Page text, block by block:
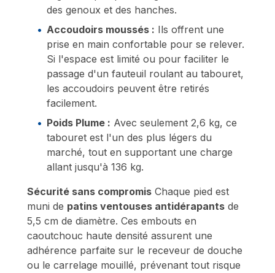
des genoux et des hanches.
Accoudoirs moussés : Ils offrent une
prise en main confortable pour se relever.
Si l'espace est limité ou pour faciliter le
passage d'un fauteuil roulant au tabouret,
les accoudoirs peuvent être retirés
facilement.
Poids Plume : Avec seulement 2,6 kg, ce
tabouret est l'un des plus légers du
marché, tout en supportant une charge
allant jusqu'à 136 kg.
Sécurité sans compromis Chaque pied est
muni de patins ventouses antidérapants de
5,5 cm de diamètre. Ces embouts en
caoutchouc haute densité assurent une
adhérence parfaite sur le receveur de douche
ou le carrelage mouillé, prévenant tout risque